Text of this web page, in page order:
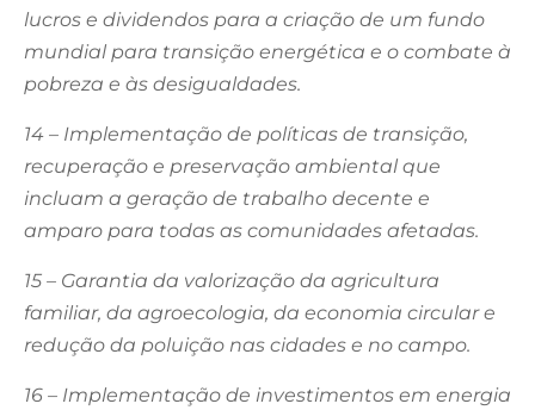
lucros e dividendos para a criação de um fundo
mundial para transição energética e o combate à
pobreza e às desigualdades.
14 – Implementação de políticas de transição,
recuperação e preservação ambiental que
incluam a geração de trabalho decente e
amparo para todas as comunidades afetadas.
15 – Garantia da valorização da agricultura
familiar, da agroecologia, da economia circular e
redução da poluição nas cidades e no campo.
16 – Implementação de investimentos em energia